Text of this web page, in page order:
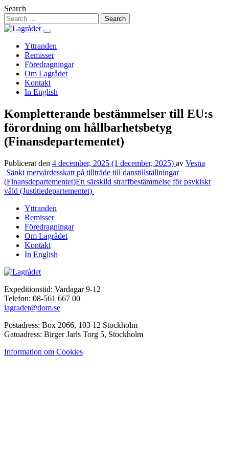
Hoppa
till
innehåll
Search
Yttranden
Remisser
Föredragningar
Om Lagrådet
Kontakt
In English
Kompletterande bestämmelser till EU:s
förordning om hållbarhetsbetyg
(Finansdepartementet)
Publicerat den 4 december, 2025 (1 december, 2025) av Vesna
Inläggsnavigering
Sänkt mervärdesskatt på tillträde till danstillställningar
(Finansdepartementet)En särskild straffbestämmelse för psykiskt
våld (Justitiedepartementet)
Yttranden
Remisser
Föredragningar
Om Lagrådet
Kontakt
In English
Expeditionstid: Vardagar 9-12
Telefon: 08-561 667 00
lagradet@dom.se
Postadress: Box 2066, 103 12 Stockholm
Gatuadress: Birger Jarls Torg 5, Stockholm
Information om Cookies